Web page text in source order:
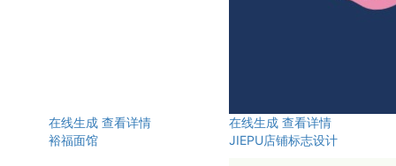
在线生成 查看详情
裕福面馆
在线生成 查看详情
JIEPU店铺标志设计